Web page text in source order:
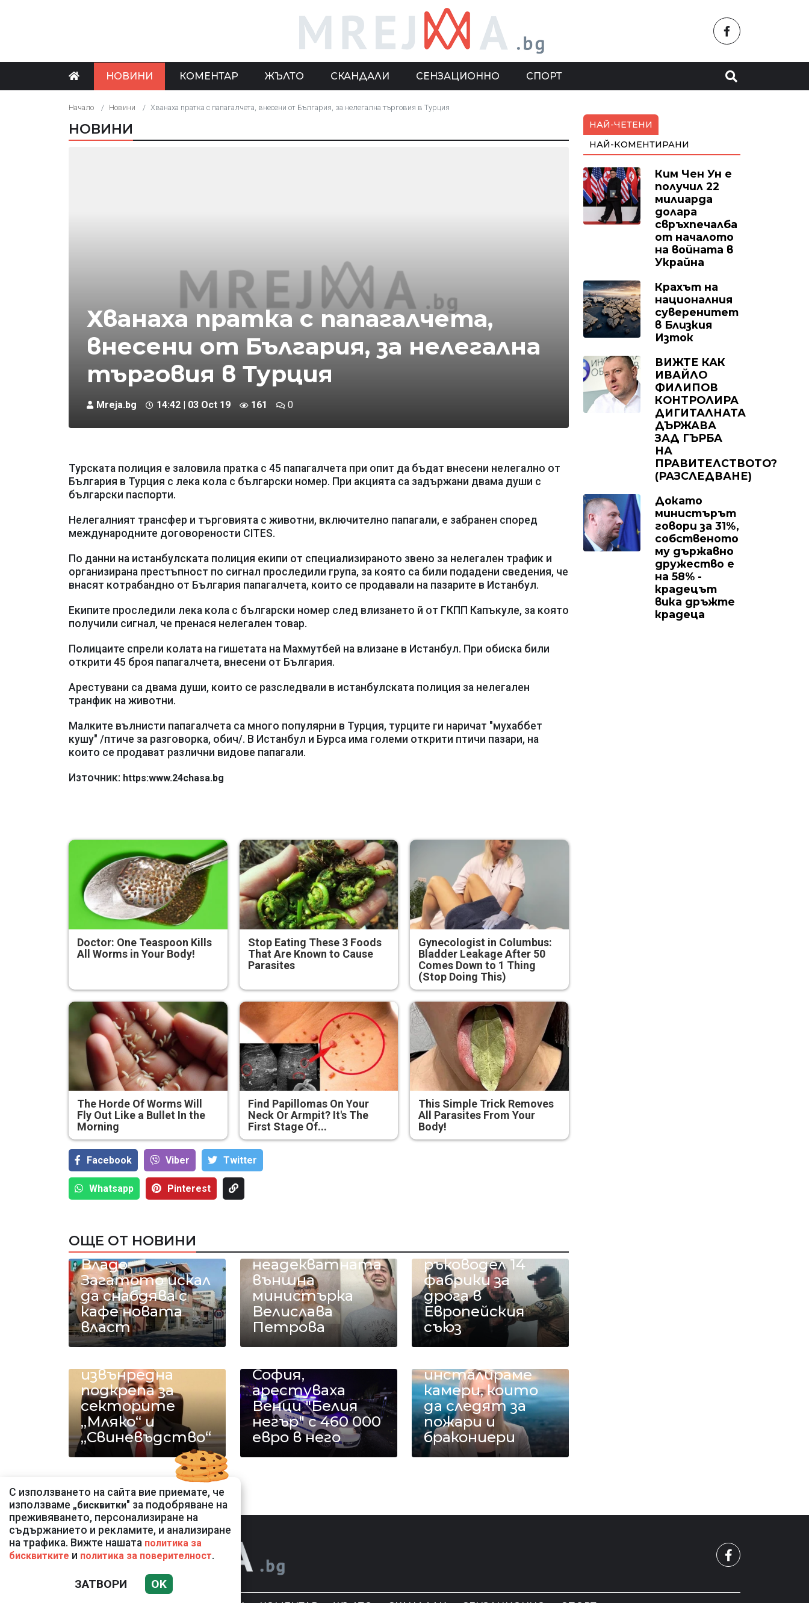
НОВИНИ КОМЕНТАР ЖЪЛТО СКАНДАЛИ СЕНЗАЦИОННО СПОРТ
Начало Новини Хванаха пратка с папагалчета, внесени от България, за нелегална търговия в Турция
НОВИНИ
Хванаха пратка с папагалчета,
внесени от България, за нелегална
търговия в Турция
Mreja.bg 14:42 | 03 Oct 19 161 0
Турската полиция е заловила пратка с 45 папагалчета при опит да бъдат внесени нелегално от
България в Турция с лека кола с български номер. При акцията са задържани двама души с
български паспорти.
Нелегалният трансфер и търговията с животни, включително папагали, е забранен според
международните договорености CITES.
По данни на истанбулската полиция екипи от специализираното звено за нелегален трафик и
организирана престъпност по сигнал проследили група, за която са били подадени сведения, че
внасят котрабандно от България папагалчета, които се продавали на пазарите в Истанбул.
Екипите проследили лека кола с български номер след влизането й от ГКПП Капъкуле, за която
получили сигнал, че пренася нелегален товар.
Полицаите спрели колата на гишетата на Махмутбей на влизане в Истанбул. При обиска били
открити 45 броя папагалчета, внесени от България.
Арестувани са двама души, които се разследвали в истанбулската полиция за нелегален
транфик на животни.
Малките вълнисти папагалчета са много популярни в Турция, турците ги наричат "мухаббет
кушу" /птиче за разговорка, обич/. В Истанбул и Бурса има големи открити птичи пазари, на
които се продават различни видове папагали.
Източник: https:www.24chasa.bg
Doctor: One Teaspoon Kills
All Worms in Your Body!
Stop Eating These 3 Foods
That Are Known to Cause
Parasites
Gynecologist in Columbus:
Bladder Leakage After 50
Comes Down to 1 Thing
(Stop Doing This)
The Horde Of Worms Will
Fly Out Like a Bullet In the
Morning
Find Papillomas On Your
Neck Or Armpit? It's The
First Stage Of...
This Simple Trick Removes
All Parasites From Your
Body!
Facebook Viber Тwitter
Whatsapp Pinterest
ОЩЕ ОТ НОВИНИ
Милионерът
Владо
Загатото искал
да снабдява с
кафе новата
власт
на
неадекватната
външна
министърка
Велислава
Петрова
Украйна
ръководел 14
фабрики за
дрога в
Европейския
съюз
Министърът
на земеделието
и храните
Пламен
Абровски поиска
от
Европейската
извънредна
подкрепа за
секторите
„Мляко“ и
„Свиневъдство“
Гонка на
наркодилъри с
София,
арестуваха
Венци "Белия
негър" с 460 000
евро в него
Министър
Карамфилова: В
инсталираме
камери, които
да следят за
пожари и
бракониери
НАЙ-ЧЕТЕНИ
НАЙ-КОМЕНТИРАНИ
Ким Чен Ун е
получил 22
милиарда
долара
свръхпечалба
от началото
на войната в
Украйна
Крахът на
националния
суверенитет
в Близкия
Изток
ВИЖТЕ КАК
ИВАЙЛО
ФИЛИПОВ
КОНТРОЛИРА
ДИГИТАЛНАТА
ДЪРЖАВА
ЗАД ГЪРБА
НА
ПРАВИТЕЛСТВОТО?
(РАЗСЛЕДВАНЕ)
Докато
министърът
говори за 31%,
собственото
му държавно
дружество е
на 58% -
крадецът
вика дръжте
крадеца
С използването на сайта вие приемате, че
използваме „бисквитки" за подобряване на
преживяването, персонализиране на
съдържанието и рекламите, и анализиране
на трафика. Вижте нашата политика за
бисквитките и политика за поверителност.
ЗАТВОРИ OK
НОВИНИ КОМЕНТАР ЖЪЛТО СКАНДАЛИ СЕНЗАЦИОННО СПОРТ